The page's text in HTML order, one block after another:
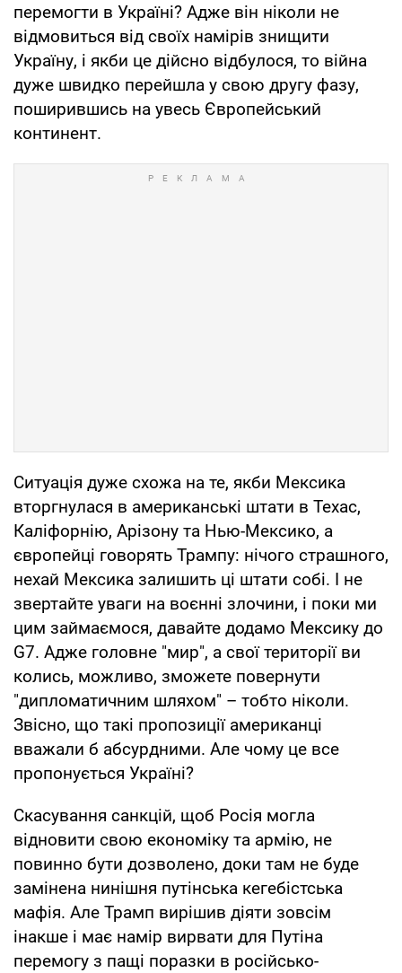
перемогти в Україні? Адже він ніколи не
відмовиться від своїх намірів знищити
Україну, і якби це дійсно відбулося, то війна
дуже швидко перейшла у свою другу фазу,
поширившись на увесь Європейський
континент.
Ситуація дуже схожа на те, якби Мексика
вторгнулася в американські штати в Техас,
Каліфорнію, Арізону та Нью-Мексико, а
європейці говорять Трампу: нічого страшного,
нехай Мексика залишить ці штати собі. І не
звертайте уваги на воєнні злочини, і поки ми
цим займаємося, давайте додамо Мексику до
G7. Адже головне "мир", а свої території ви
колись, можливо, зможете повернути
"дипломатичним шляхом" – тобто ніколи.
Звісно, що такі пропозиції американці
вважали б абсурдними. Але чому це все
пропонується Україні?
Скасування санкцій, щоб Росія могла
відновити свою економіку та армію, не
повинно бути дозволено, доки там не буде
замінена нинішня путінська кегебістська
мафія. Але Трамп вирішив діяти зовсім
інакше і має намір вирвати для Путіна
перемогу з пащі поразки в російсько-